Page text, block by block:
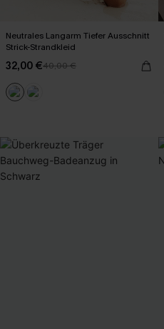
Neutrales Langarm Tiefer Ausschnitt
Strick-Strandkleid
32,00 €40,00 €